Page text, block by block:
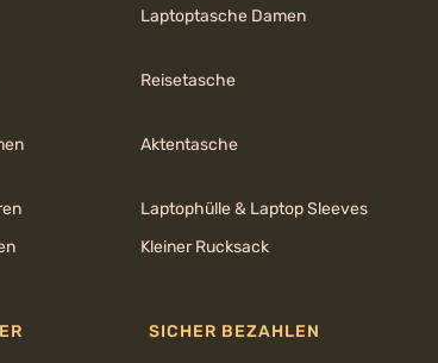
Laptoptasche Damen
Reisetasche
Aktentasche
Laptophülle & Laptop Sleeves
Kleiner Rucksack
SICHER BEZAHLEN